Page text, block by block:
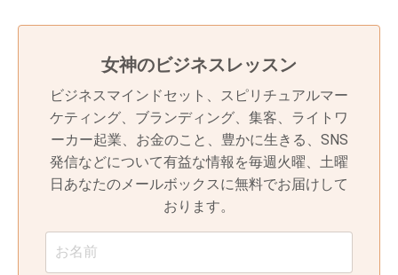
女神のビジネスレッスン
ビジネスマインドセット、スピリチュアルマー
ケティング、ブランディング、集客、ライトワ
ーカー起業、お金のこと、豊かに生きる、SNS
発信などについて有益な情報を毎週火曜、土曜
日あなたのメールボックスに無料でお届けして
おります。